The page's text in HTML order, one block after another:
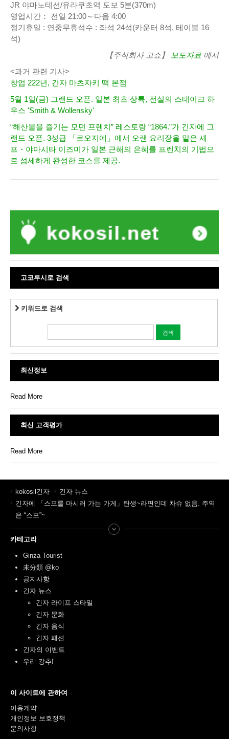
JR 야마노테선/유라쿠초역 도보 5분(370m)
영업시간： 전일 21:00～다음 4:00
정기휴일 : 연중무휴석수 : 좌석 24석(카운터 8석, 테이블 16
석)
【주식회사 고쇼】
보도자료 에서
<과거 관련 기사>
창업 222년, 긴자 마츠자키 떡 본점
5월 1일(금) 그랜드 오픈. 일본 최초 상륙, 전설의 스테이크 하
우스 'Smith & Wollensky'
“해산물을 즐기는 모던 프렌치” 레스토랑 “1864.”가 긴자에 그
랜드 오픈. 3성급 「로오지에」에서 오랜 요리장을 맡은 셰
프・야마시타 이즈미가 일본 근해의 은혜를 프렌치의 기법으
로 섬세하게 완성한 코스를 제공.
고코루시로 검색
키워드로 검색
최신정보
Read More
최신 고객평가
Read More
kokosil긴자
긴자 뉴스
긴자에 「스프를 마시러 가는 가게」탄생~라면인데 차슈 없음. 주역
은 “스프”~
카테고리
Ginza Tourist
未分類 @ko
공지사항
긴자 뉴스
긴자 라이프 스타일
긴자 문화
긴자 음식
긴자 패션
긴자의 이벤트
우리 강추!
이 사이트에 관하여
이용계약
개인정보 보호정책
문의사항